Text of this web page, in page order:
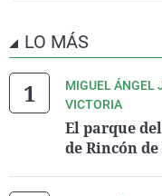
LO MÁS
MIGUEL ÁNGEL
VICTORIA
El parque
de Rincón